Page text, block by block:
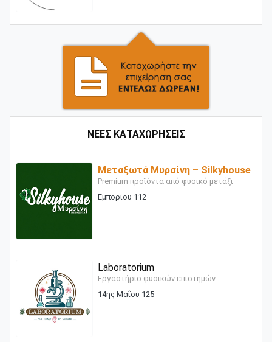
ΝΕΕΣ ΚΑΤΑΧΩΡΗΣΕΙΣ
Μεταξωτά Μυρσίνη – Silkyhouse
Premium προϊόντα από φυσικό μετάξι
Εμπορίου 112
Laboratorium
Εργαστήριο φυσικών επιστημών
14ης Μαΐου 125